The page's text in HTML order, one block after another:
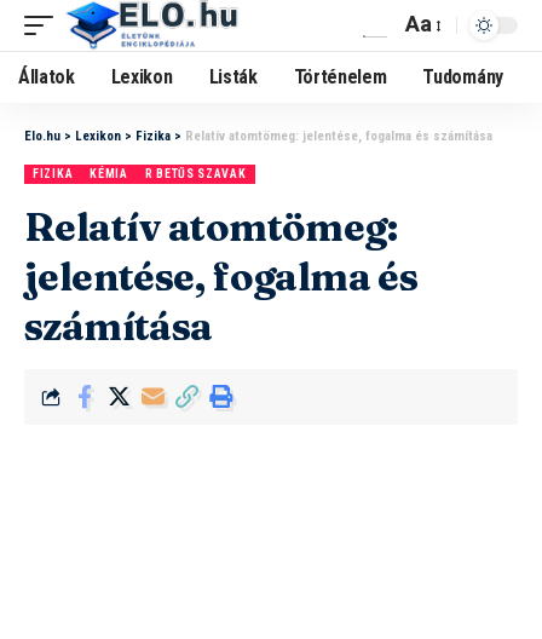
Aa
Állatok Lexikon Listák Történelem Tudomány
Elo.hu > Lexikon > Fizika > Relatív atomtömeg: jelentése, fogalma és számítása
FIZIKA KÉMIA R BETŰS SZAVAK
Relatív atomtömeg:
jelentése, fogalma és
számítása